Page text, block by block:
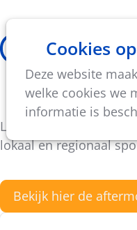
Cookies
Deze website
welke cookies we
informatie is
Welkom
Ledenvereniging en
lokaal en regionaal
Bekijk hier de